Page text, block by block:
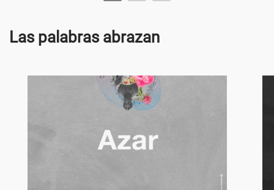
Las palabras abrazan